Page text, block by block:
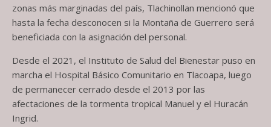
zonas más marginadas del país, Tlachinollan mencionó que
hasta la fecha desconocen si la Montaña de Guerrero será
beneficiada con la asignación del personal.
Desde el 2021, el Instituto de Salud del Bienestar puso en
marcha el Hospital Básico Comunitario en Tlacoapa, luego
de permanecer cerrado desde el 2013 por las
afectaciones de la tormenta tropical Manuel y el Huracán
Ingrid.